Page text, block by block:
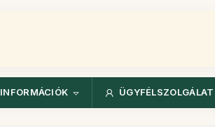
INFORMÁCIÓK ÜGYFÉLSZOLGÁLAT